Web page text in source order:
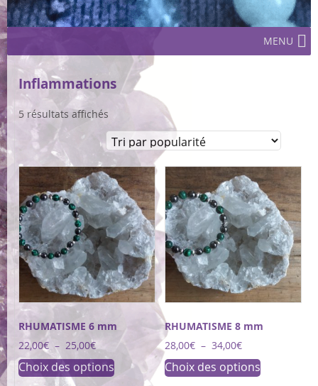
MENU
Inflammations
5 résultats affichés
RHUMATISME 6 mm
22,00€ – 25,00€Plage
de
prix :
Choix des optionsCe
produit
RHUMATISME 8 mm
28,00€ – 34,00€Plage
de
prix :
Choix des optionsCe